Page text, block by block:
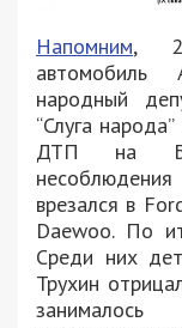
Напомним,
народный
“Слуга
ДТП на
врезался в
Daewoo. По
Среди них
Трухин